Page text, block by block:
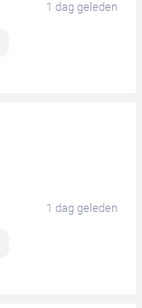
1 dag geleden
1 dag geleden